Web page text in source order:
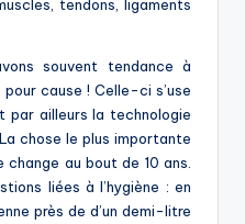
tendons, ligaments
souvent tendance à
cause ! Celle-ci s’use
par ailleurs la technologie
chose le plus importante
au bout de 10 ans.
liées à l’hygiène : en
près de d’un demi-litre